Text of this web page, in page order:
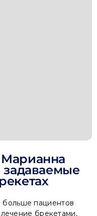
Марианна
задаваемые
пациентов
брекетами,